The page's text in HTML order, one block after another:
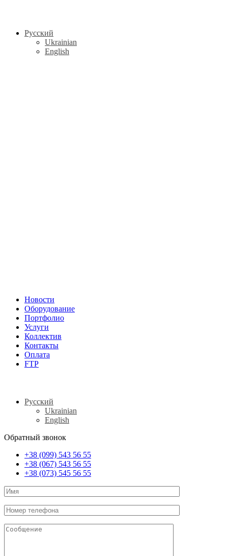
Русский
Ukrainian
English
Новости
Оборудование
Портфолио
Услуги
Коллектив
Контакты
Оплата
FTP
Русский
Ukrainian
English
Обратный звонок
+38 (099) 543 56 55
+38 (067) 543 56 55
+38 (073) 545 56 55